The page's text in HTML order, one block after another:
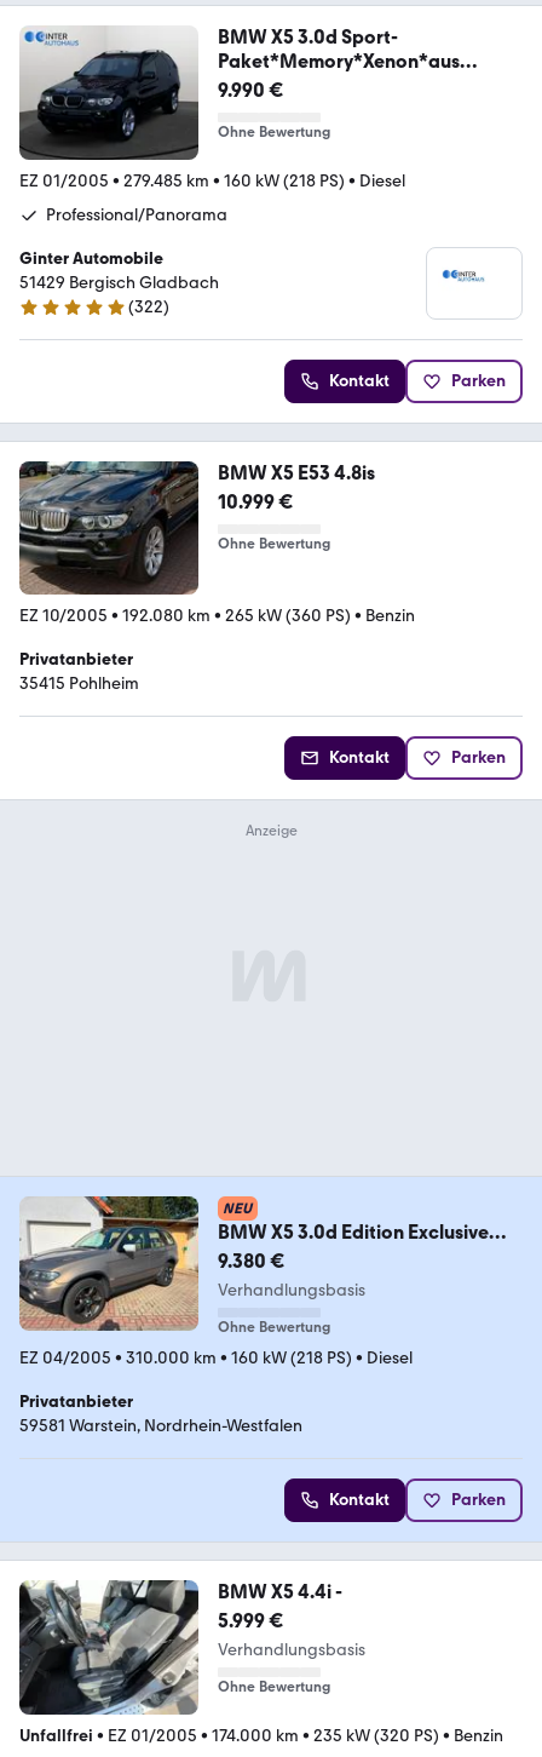
BMW X5 3.0d Sport-
Paket*Memory*Xenon*aus
1.Hand*
9.990 €
Ohne Bewertung
EZ 01/2005 • 279.485 km • 160 kW (218 PS) • Diesel
Professional/Panorama
Ginter Automobile
51429 ­­­Bergisch Gladbach
4.9 Sterne
(322)
Kontakt Parken
BMW X5 E53 4.8is
10.999 €
Ohne Bewertung
EZ 10/2005 • 192.080 km • 265 kW (360 PS) • Benzin
Privatanbieter
35415 Pohlheim
Kontakt Parken
NEU
BMW X5 3.0d Edition Exclusive
Edition Exclusive
9.380 €
Verhandlungsbasis
Ohne Bewertung
EZ 04/2005 • 310.000 km • 160 kW (218 PS) • Diesel
Privatanbieter
59581 Warstein, Nordrhein-Westfalen
Kontakt Parken
BMW X5 4.4i -
5.999 €
Verhandlungsbasis
Ohne Bewertung
Unfallfrei • EZ 01/2005 • 174.000 km • 235 kW (320 PS) • Benzin